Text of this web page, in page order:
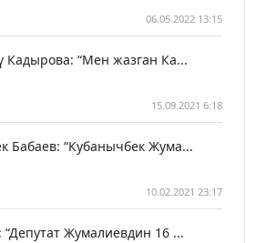
06.05.2022 13:15
“Мен жазган Ка...
15.09.2021 6:18
Бабаев: “Кубанычбек Жума...
10.02.2021 23:17
Жумалиевдин 16 ...